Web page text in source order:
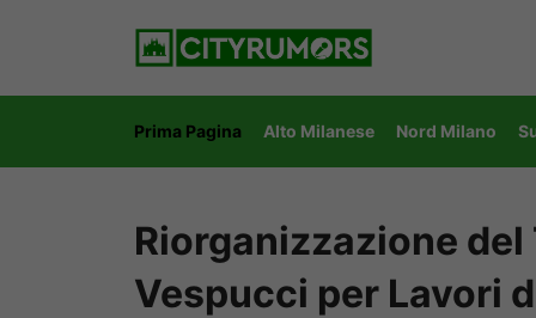
Prima Pagina Alto Milanese Nord Milano
Riorganizzazione
Vespucci per Lavori